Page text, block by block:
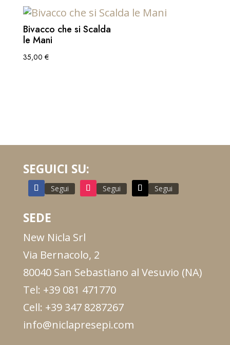
Bivacco che si Scalda
le Mani
35,00 €
SEGUICI SU:
Segui Segui Segui
SEDE
New Nicla Srl
Via Bernacolo, 2
80040 San Sebastiano al Vesuvio (NA)
Tel: +39 081 471770
Cell: +39 347 8287267
info@niclapresepi.com